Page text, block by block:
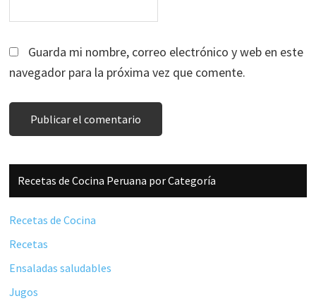
Guarda mi nombre, correo electrónico y web en este
navegador para la próxima vez que comente.
Barra
lateral
principal
Recetas de Cocina Peruana por Categoría
Recetas de Cocina
Recetas
Ensaladas saludables
Jugos